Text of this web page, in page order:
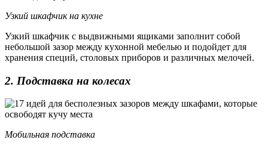
Узкий шкафчик на кухне
Узкий шкафчик с выдвижными ящиками заполнит собой
небольшой зазор между кухонной мебелью и подойдет для
хранения специй, столовых приборов и различных мелочей.
2. Подставка на колесах
Мобильная подставка